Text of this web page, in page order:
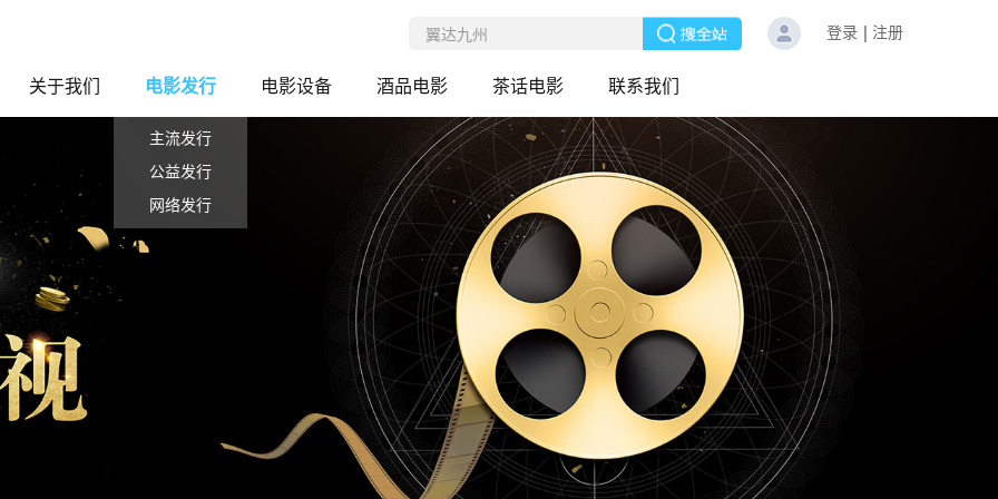
登录 注册
关于我们 电影发行
主流发行
公益发行
网络发行
电影设备 酒品电影 茶话电影 联系我们